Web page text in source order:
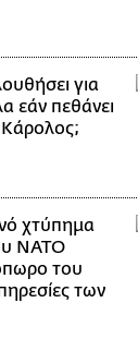
για
εάν πεθάνει
Κάρολος;
χτύπημα
ΝΑΤΟ
του
των